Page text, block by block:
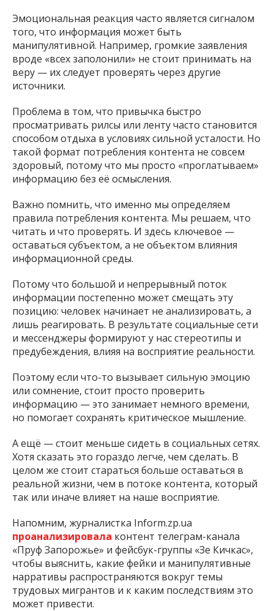
Эмоциональная реакция часто является сигналом
того, что информация может быть
манипулятивной. Например, громкие заявления
вроде «всех заполонили» не стоит принимать на
веру — их следует проверять через другие
источники.
Проблема в том, что привычка быстро
просматривать рилсы или ленту часто становится
способом отдыха в условиях сильной усталости. Но
такой формат потребления контента не совсем
здоровый, потому что мы просто «проглатываем»
информацию без её осмысления.
Важно помнить, что именно мы определяем
правила потребления контента. Мы решаем, что
читать и что проверять. И здесь ключевое —
оставаться субъектом, а не объектом влияния
информационной среды.
Потому что большой и непрерывный поток
информации постепенно может смещать эту
позицию: человек начинает не анализировать, а
лишь реагировать. В результате социальные сети
и мессенджеры формируют у нас стереотипы и
предубеждения, влияя на восприятие реальности.
Поэтому если что-то вызывает сильную эмоцию
или сомнение, стоит просто проверить
информацию — это занимает немного времени,
но помогает сохранять критическое мышление.
А ещё — стоит меньше сидеть в социальных сетях.
Хотя сказать это гораздо легче, чем сделать. В
целом же стоит стараться больше оставаться в
реальной жизни, чем в потоке контента, который
так или иначе влияет на наше восприятие.
Напомним, журналистка Inform.zp.ua
проанализировала контент телеграм-канала
«Пруф Запорожье» и фейсбук-группы «Зе Кичкас»,
чтобы выяснить, какие фейки и манипулятивные
нарративы распространяются вокруг темы
трудовых мигрантов и к каким последствиям это
может привести.